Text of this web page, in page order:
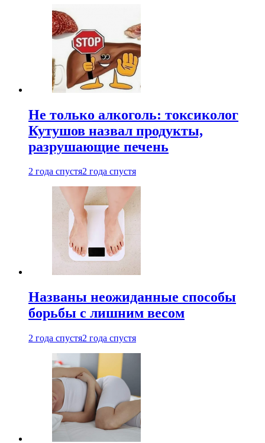
Не только алкоголь: токсиколог
Кутушов назвал продукты,
разрушающие печень
2 года спустя2 года спустя
Названы неожиданные способы
борьбы с лишним весом
2 года спустя2 года спустя